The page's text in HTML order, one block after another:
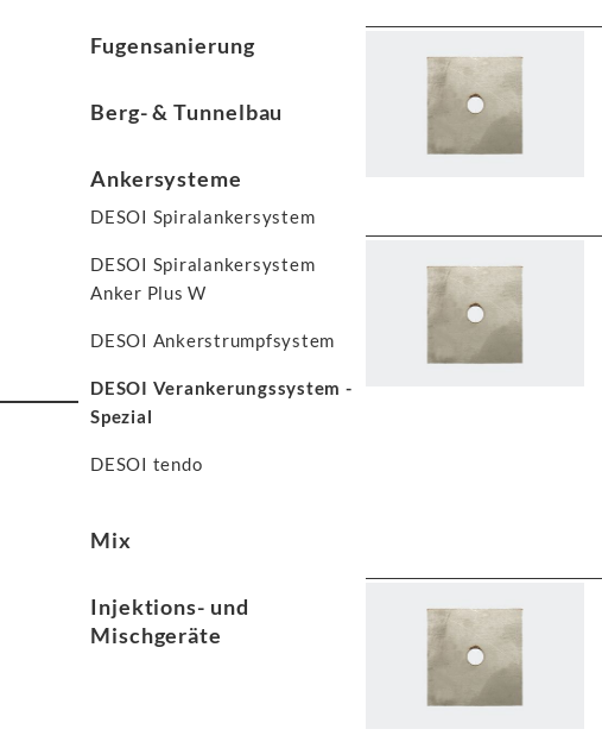
Fugensanierung
Berg- & Tunnelbau
Ankersysteme
DESOI Spiralankersystem
DESOI Spiralankersystem
Anker Plus W
DESOI Ankerstrumpfsystem
DESOI Verankerungssystem -
Spezial
DESOI tendo
Mix
Injektions- und
Mischgeräte